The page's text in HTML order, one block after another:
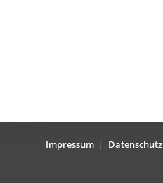
Impressum Datenschutz